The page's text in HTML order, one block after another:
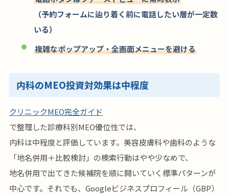
（予約フォームに辿り着く前に電話したい層が一定数
いる）
複雑なポップアップ・全画面メニューを避ける
内科のMEO投資対効果は中程度
クリニックMEO完全ガイド
で整理した診療科別MEO優位性では、
内科は中程度と評価しています。美容皮膚科や歯科のような
「地名併用＋比較検討」の検索行動はやや少なめで、
地名併用で出てきた候補院を順に開いていく標準パターンが
中心です。それでも、Googleビジネスプロフィール（GBP）